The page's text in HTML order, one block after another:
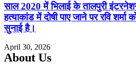
साल 2020 में भिलाई के तालपुरी
हत्याकांड में दोषी पाए जाने पर रवि
सुनाई है।
April 30, 2026
About Us